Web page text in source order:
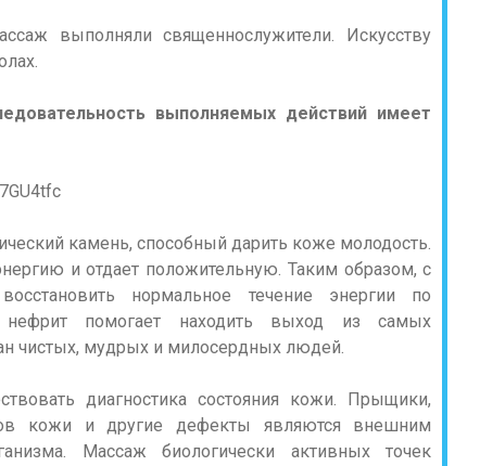
выполняли священнослужители. Искусству
выполняемых действий имеет
камень, способный дарить коже молодость.
и отдает положительную. Таким образом, с
нормальное течение энергии по
помогает находить выход из самых
чистых, мудрых и милосердных людей.
диагностика состояния кожи. Прыщики,
кожи и другие дефекты являются внешним
Массаж биологически активных точек